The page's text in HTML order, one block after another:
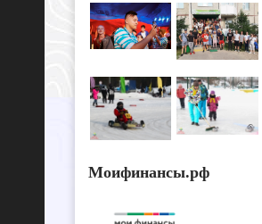
Моифинансы.рф